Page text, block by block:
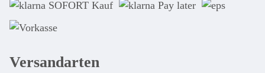
Versandarten